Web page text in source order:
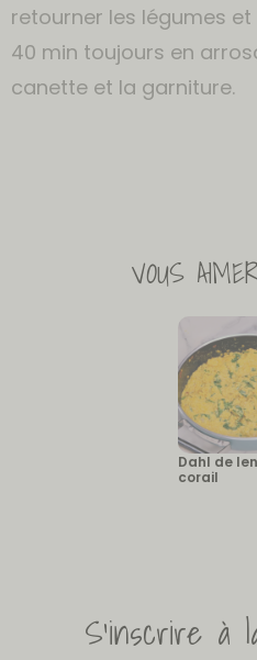
retourner les légumes
40 min toujours en
canette et la garniture.
VOUS
Dahl de
corail
S'inscrire à